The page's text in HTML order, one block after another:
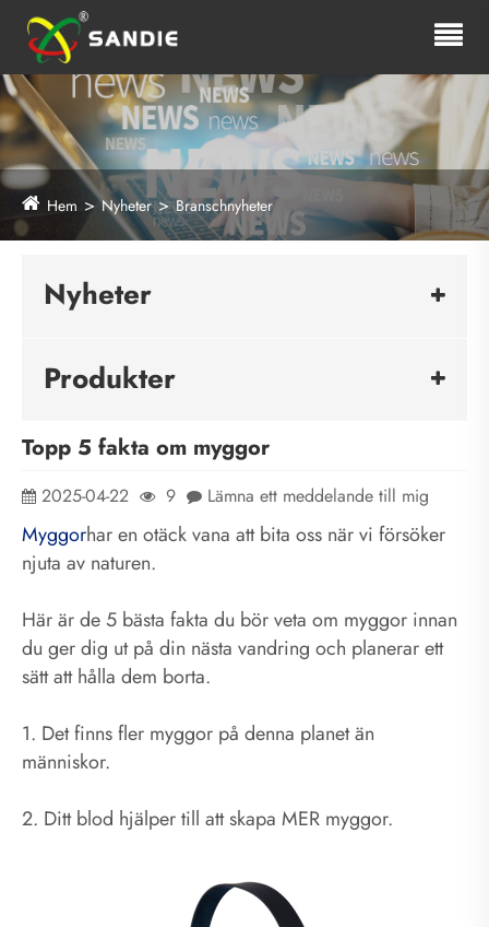
Hem Nyheter Branschnyheter
Nyheter
Produkter
Topp 5 fakta om myggor
2025-04-22 9 Lämna ett meddelande till mig
Myggorhar en otäck vana att bita oss när vi försöker
njuta av naturen.
Här är de 5 bästa fakta du bör veta om myggor innan
du ger dig ut på din nästa vandring och planerar ett
sätt att hålla dem borta.
1. Det finns fler myggor på denna planet än
människor.
2. Ditt blod hjälper till att skapa MER myggor.